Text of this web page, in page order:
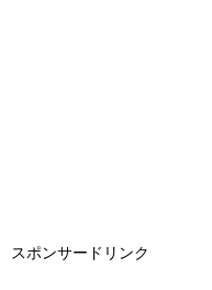
スポンサードリンク